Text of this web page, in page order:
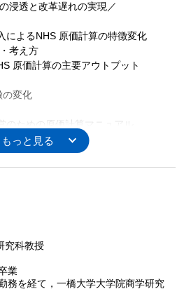
透と改革遅れの実現／
よるNHS 原価計算の特徴変化
考え方
価計算の主要アウトプット
変化
ための原価計算マニュアル
NHS 原価計算の原則・主要概念
法：原則及び主要概念の適用
による手法統一性強化：比較検証
価計算実務：事例アプローチ
準拠義務の下での原価計算の実態
様性
価：原価計算方法の統一性確保の
究科教授
業
を経て，一橋大学大学院商学研究